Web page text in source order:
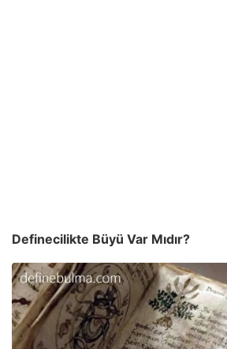
Definecilikte Büyü Var Mıdır?